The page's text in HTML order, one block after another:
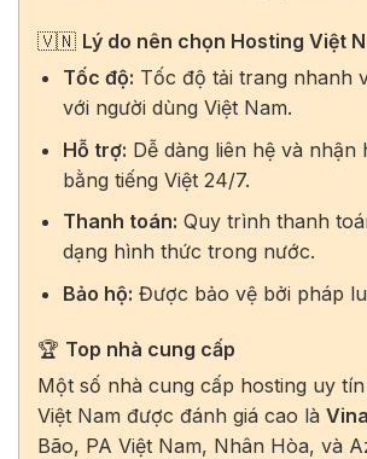
🇻🇳 Lý do nên chọn Hosting Việt
Tốc độ: Tốc độ tải trang nhanh
với người dùng Việt Nam.
Hỗ trợ: Dễ dàng liên hệ và
bằng tiếng Việt 24/7.
Thanh toán: Quy trình thanh
dạng hình thức trong nước.
Bảo hộ: Được bảo vệ bởi pháp
🏆 Top nhà cung cấp
Một số nhà cung cấp hosting uy
Việt Nam được đánh giá cao là
Bão, PA Việt Nam, Nhân Hòa, và